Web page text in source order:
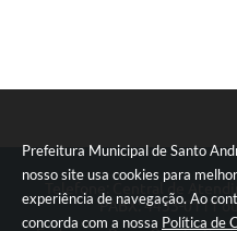
Prefeitura Municipal de Santo
nosso site usa cookies para
experiência de navegação. Ao
concorda com a nossa Política de
Telefone: Central de
PABX: 4433-0111